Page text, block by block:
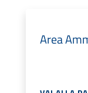
Area